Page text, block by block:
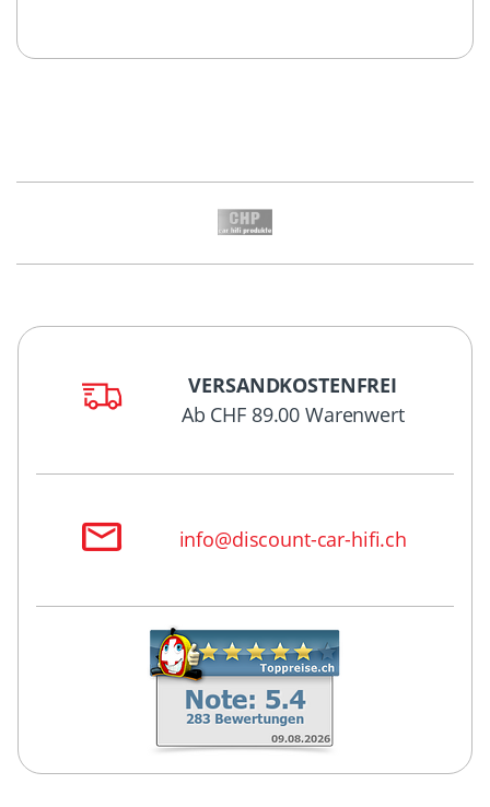
VERSANDKOSTENFREI
Ab CHF 89.00 Warenwert
info@discount-car-hifi.ch